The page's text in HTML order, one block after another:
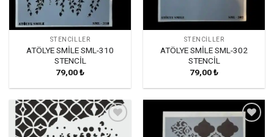
STENCILLER
ATÖLYE SMİLE SML-310
STENCİL
79,00₺
STENCILLER
ATÖLYE SMİLE SML-302
STENCİL
79,00₺
Favorilerime
Favorilerime